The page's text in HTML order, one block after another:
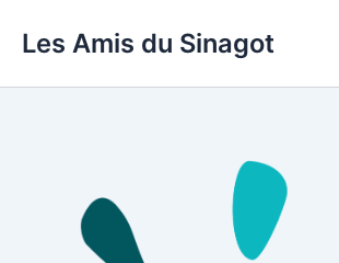
Les Amis du Sinagot